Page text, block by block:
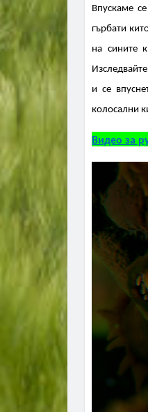
Впускаме
гърбати
на сините
и се
колосални
Видео за